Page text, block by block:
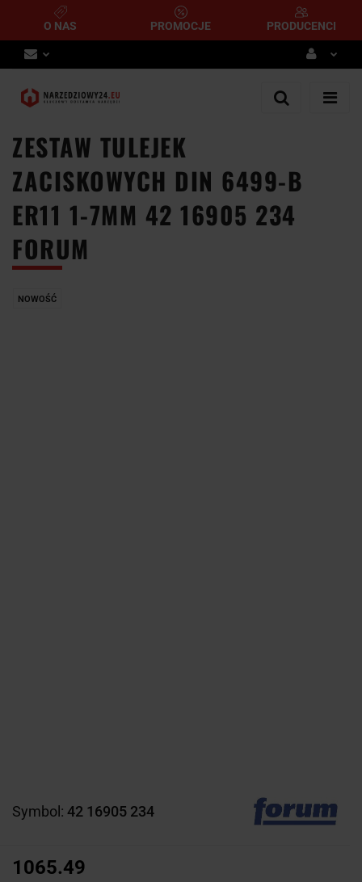
O NAS PROMOCJE PRODUCENCI
Zaloguj się
ZESTAW TULEJEK
ZACISKOWYCH DIN 6499-B
ER11 1-7MM 42 16905 234
FORUM
NOWOŚĆ
Symbol: 42 16905 234
1065.49